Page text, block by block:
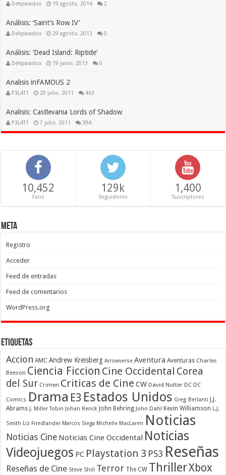
Dehparadox 19 agosto, 2014 2
Análisis: ‘Saint’s Row IV’
Dehparadox 29 agosto, 2013 0
Análisis: ‘Dead Island: Riptide’
Dehparadox 19 junio, 2013 0
Analisis inFAMOUS 2
P3L4T1 20 julio, 2011 463
Analisis: Castlevania Lords of Shadow
P3L4T1 7 julio, 2011 394
10,452
Fans
129k
Seguidores
1,400
Suscriptores
Meta
Registro
Acceder
Feed de entradas
Feed de comentarios
WordPress.org
Etiquetas
Accion AMC Andrew Kreisberg Arrowverse Aventura Aventuras Charles
Beeson Ciencia Ficcion Cine Occidental Corea
del Sur Crimen Criticas de Cine CW David Nutter DC DC
Comics Drama E3 Estados Unidos Greg Berlanti
J.J.
Abrams J. Miller Tobin Johan Renck John Behring John Dahl Kevin Williamson L.J.
Smith Liz Friedlander Marcos Siega Michelle MacLaren Noticias
Noticias Cine Noticias Cine Occidental Noticias
Videojuegos PC Playstation 3 PS3 Reseñas
Reseñas de Cine Steve Shill Terror The CW ThrillerXbox